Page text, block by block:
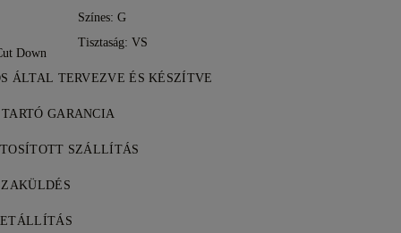
Down
Színes: G
Tisztaság: VS
ÁLTAL TERVEZVE ÉS KÉSZÍTVE
művészete, a 77 Diamonds
GARANCIA
vásárlásához élethosszig tartó
aFeltételekben
SZÁLLÍTÁS
ingyenes, függetlenül attól, hogy
kockázatmentesen és teljes
teljes mértékben, a vásárlást 30